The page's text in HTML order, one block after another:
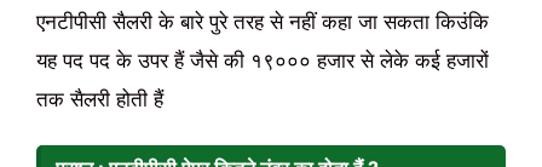
एनटीपीसी सैलरी के बारे पुरे तरह से नहीं कहा जा सकता किउंकि
यह पद पद के उपर हैं जैसे की १९००० हजार से लेके कई हजारों
तक सैलरी होती हैं